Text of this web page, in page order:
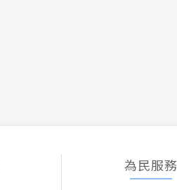
為民服務